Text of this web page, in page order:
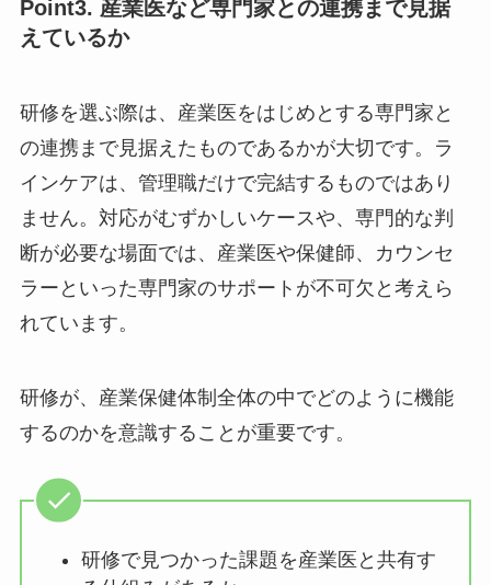
Point3. 産業医など専門家との連携まで見据
研修を選ぶ際は、産業医をはじめとする専門家と
の連携まで見据えたものであるかが大切です。ラ
インケアは、管理職だけで完結するものではあり
ません。対応がむずかしいケースや、専門的な判
断が必要な場面では、産業医や保健師、カウンセ
ラーといった専門家のサポートが不可欠と考えら
研修が、産業保健体制全体の中でどのように機能